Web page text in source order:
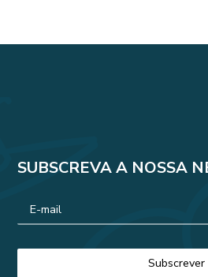
SUBSCREVA A NOSSA